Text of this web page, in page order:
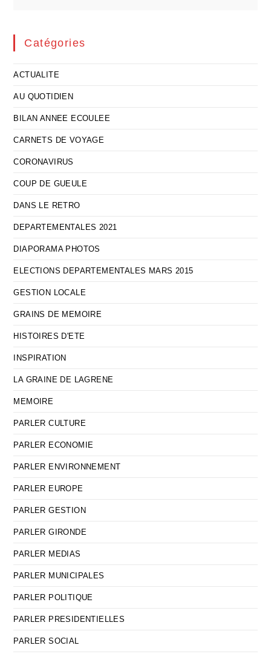
Catégories
ACTUALITE
AU QUOTIDIEN
BILAN ANNEE ECOULEE
CARNETS DE VOYAGE
CORONAVIRUS
COUP DE GUEULE
DANS LE RETRO
DEPARTEMENTALES 2021
DIAPORAMA PHOTOS
ELECTIONS DEPARTEMENTALES MARS 2015
GESTION LOCALE
GRAINS DE MEMOIRE
HISTOIRES D'ETE
INSPIRATION
LA GRAINE DE LAGRENE
MEMOIRE
PARLER CULTURE
PARLER ECONOMIE
PARLER ENVIRONNEMENT
PARLER EUROPE
PARLER GESTION
PARLER GIRONDE
PARLER MEDIAS
PARLER MUNICIPALES
PARLER POLITIQUE
PARLER PRESIDENTIELLES
PARLER SOCIAL